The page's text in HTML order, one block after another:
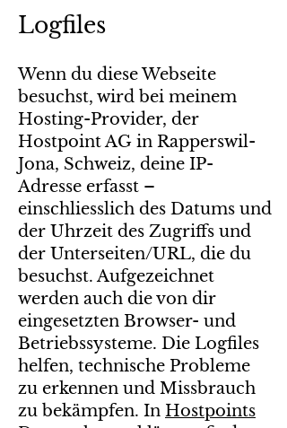
Logfiles
Wenn du diese Webseite
besuchst, wird bei meinem
Hosting-Provider, der
Hostpoint AG in Rapperswil-
Jona, Schweiz, deine IP-
Adresse erfasst –
einschliesslich des Datums und
der Uhrzeit des Zugriffs und
der Unterseiten/URL, die du
besuchst. Aufgezeichnet
werden auch die von dir
eingesetzten Browser- und
Betriebssysteme. Die Logfiles
helfen, technische Probleme
zu erkennen und Missbrauch
zu bekämpfen. In Hostpoints